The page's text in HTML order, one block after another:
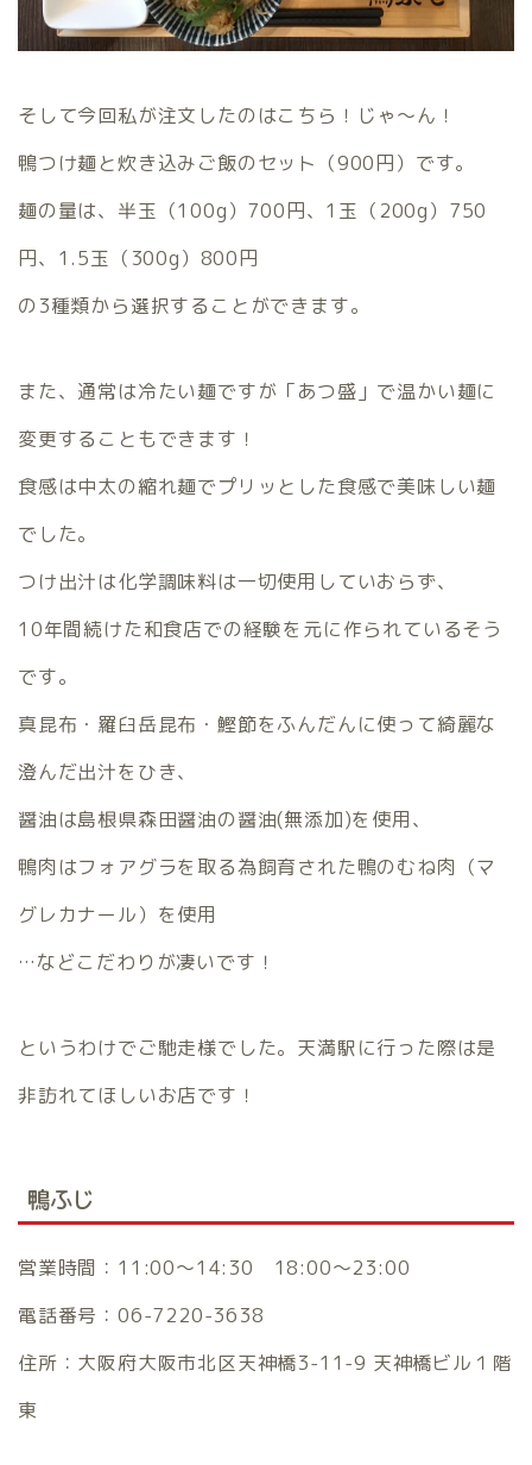
そして今回私が注文したのはこちら！じゃ～ん！
鴨つけ麺と炊き込みご飯のセット（900円）です。
麺の量は、半玉（100g）700円、1玉（200g）750
円、1.5玉（300g）800円
の3種類から選択することができます。
また、通常は冷たい麺ですが「あつ盛」で温かい麺に
変更することもできます！
食感は中太の縮れ麺でプリッとした食感で美味しい麺
でした。
つけ出汁は化学調味料は一切使用していおらず、
10年間続けた和食店での経験を元に作られているそう
です。
真昆布・羅臼岳昆布・鰹節をふんだんに使って綺麗な
澄んだ出汁をひき、
醤油は島根県森田醤油の醤油(無添加)を使用、
鴨肉はフォアグラを取る為飼育された鴨のむね肉（マ
グレカナール）を使用
…などこだわりが凄いです！
というわけでご馳走様でした。天満駅に行った際は是
非訪れてほしいお店です！
鴨ふじ
営業時間：11:00～14:30 18:00～23:00
電話番号：06-7220-3638
住所：大阪府大阪市北区天神橋3-11-9 天神橋ビル１階
東